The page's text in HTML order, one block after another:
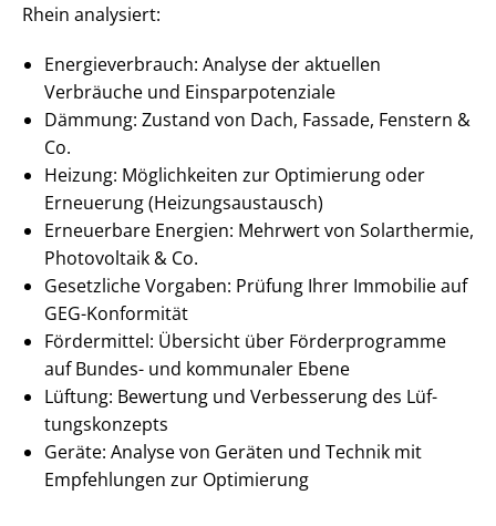
Rhein analysiert:
En­er­gie­ver­brauch: Analyse der aktuellen
Verbräuche und Ein­spar­po­ten­zia­le
Dämmung: Zustand von Dach, Fassade, Fenstern &
Co.
Heizung: Möglichkeiten zur Optimierung oder
Erneuerung (Hei­zungs­aus­tausch)
Erneuerbare Energien: Mehrwert von Solarthermie,
Photovoltaik & Co.
Gesetzliche Vorgaben: Prüfung Ihrer Immobilie auf
GEG-Konformität
Fördermittel: Übersicht über Förderprogramme
auf Bundes- und kommunaler Ebene
Lüftung: Bewertung und Verbesserung des Lüf­
tungs­kon­zepts
Geräte: Analyse von Geräten und Technik mit
Empfehlungen zur Optimierung